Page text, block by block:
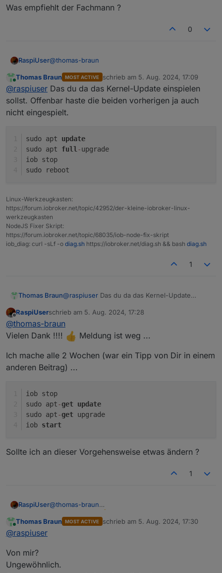
Was empfiehlt der Fachmann ?
0
RaspiUser@thomas-braun
Danke für die schnelle Reaktion ... hier das
Ergebnis:
iobroker@VM-ioBroker:~$ apt policy linux-
linux-image-amd64:
  Installiert:           6.1.55-1
  Versionstabelle:
     6.1.99-1 500
500 http://security.debian.org/
     6.1.94-1 500
500 http://deb.debian.org/debian
*** 6.1.55-1 100
        100 /var/lib/dpkg/status
iobroker@VM-ioBroker:~$
Was empfiehlt der Fachmann ?
Online
Thomas Braun MOST ACTIVE schrieb am 5. Aug. 2024, 17:09
zuletzt editiert von
@raspiuser Das du da das Kernel-Update einspielen
sollst. Offenbar haste die beiden vorherigen ja auch
nicht eingespielt.
sudo apt update
sudo apt full -upgrade
iob stop
sudo reboot
Linux-Werkzeugkasten:
https://forum.iobroker.net/topic/42952/der-kleine-iobroker-linux-
werkzeugkasten
NodeJS Fixer Skript:
https://forum.iobroker.net/topic/68035/iob-node-fix-skript
iob_diag: curl -sLf -o diag.sh https://iobroker.net/diag.sh && bash diag.sh
1
Thomas Braun@raspiuser Das du da das Kernel-Update
vorherigen ja auch nicht eingespielt.
sudo apt update
sudo apt full-upgrade
iob stop
Offline
RaspiUserschrieb am 5. Aug. 2024, 17:28
zuletzt editiert von
@thomas-braun
Vielen Dank !!!!
Meldung ist weg ...
Ich mache alle 2 Wochen (war ein Tipp von Dir in einem
anderen Beitrag) ...
iob stop
sudo apt-get update
sudo apt-get upgrade
iob start
Sollte ich an dieser Vorgehensweise etwas ändern ?
1
RaspiUser@thomas-braun
Ich mache alle 2 Wochen (war ein Tipp von Dir in
sudo apt-get upgrade
Sollte ich an dieser Vorgehensweise etwas ändern ?
Online
Thomas Braun MOST ACTIVE schrieb am 5. Aug. 2024, 17:30
zuletzt editiert von
@raspiuser
Von mir?
Ungewöhnlich.